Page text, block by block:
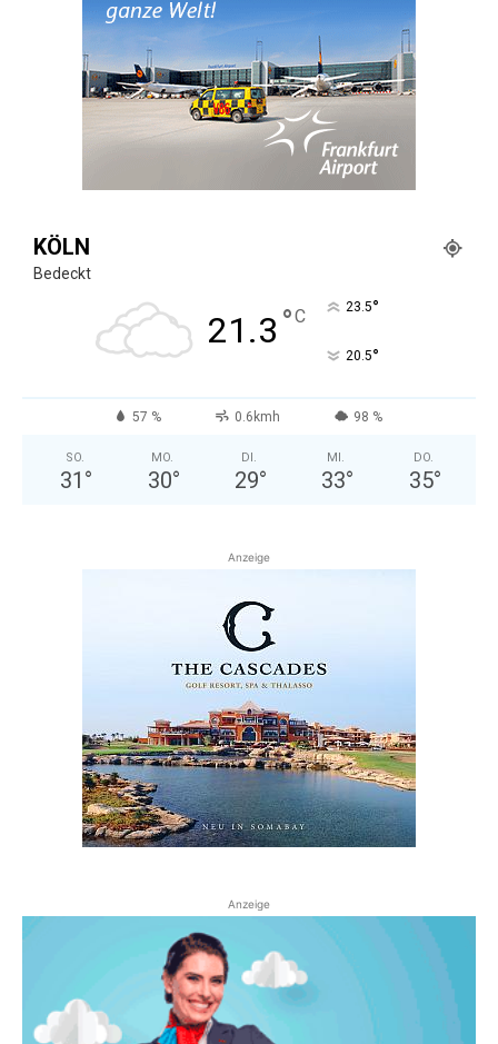
KÖLN
Bedeckt
21.3 °C 23.5°
20.5°
57 % 0.6kmh 98 %
SO.
31 °
MO.
30°
DI.
29°
MI.
33°
DO.
35°
Anzeige
Anzeige